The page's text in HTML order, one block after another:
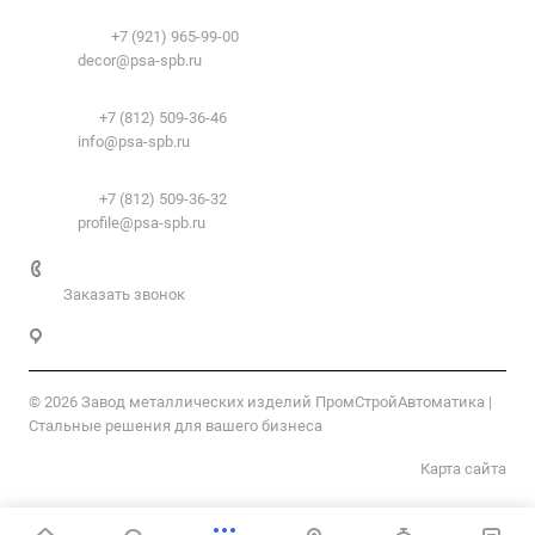
Вопрос-ответ
+7 (921) 965-99-00
decor@psa-spb.ru
+7 (812) 509-36-46
info@psa-spb.ru
+7 (812) 509-36-32
profile@psa-spb.ru
Заказать звонок
© 2026 Завод металлических изделий ПромСтройАвтоматика |
Стальные решения для вашего бизнеса
Карта сайта